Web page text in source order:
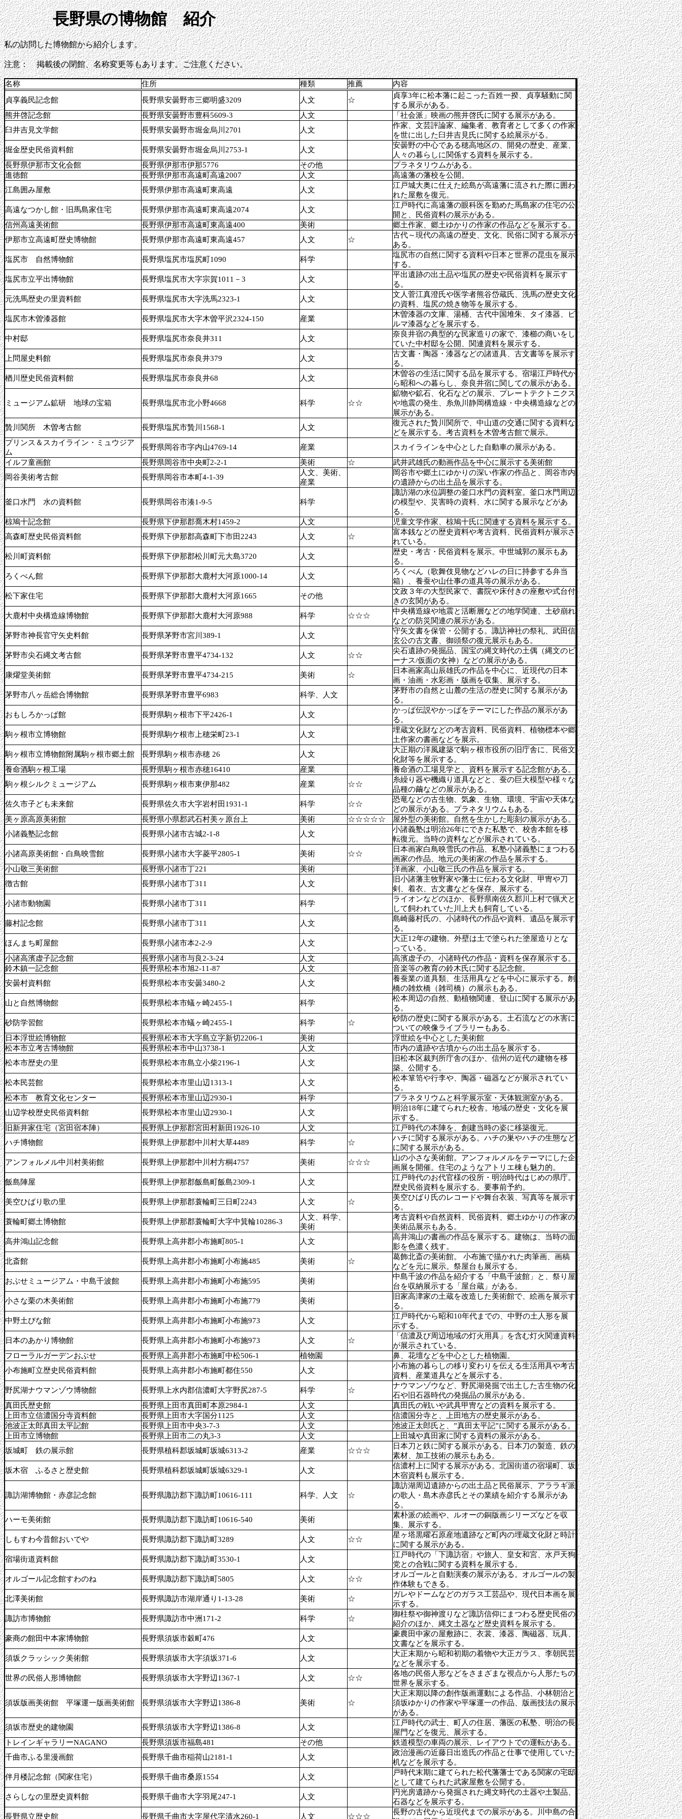
長野県の博物館 紹介
私の訪問した博物館から紹介します。
注意： 掲載後の閉館、名称変更等もあります。ご注意ください。
名称 住所 種類 推薦
内容
貞享義民記念館
長野県安曇野市三郷明盛3209 人文 ☆
貞享3年に松本藩に起こった百姓一揆、貞享騒動に関
する展示がある。
熊井啓記念館
長野県安曇野市豊科5609-3 人文
「社会派」映画の熊井啓氏に関する展示がある。
臼井吉見文学館
長野県安曇野市堀金烏川2701 人文
作家、文芸評論家、編集者、教育者として多くの作家
を世に出した臼井吉見氏に関する絵展示がる。
堀金歴史民俗資料館
長野県安曇野市堀金烏川2753-1 人文
安曇野の中心である穂高地区の、開発の歴史、産業、
人々の暮らしに関係する資料を展示する。
長野県伊那市文化会館
長野県伊那市伊那5776 その他
プラネタリウムがある。
進徳館
長野県伊那市高遠町高遠2007 人文
高遠藩の藩校を公開。
江島囲み屋敷
長野県伊那市高遠町東高遠 人文
江戸城大奥に仕えた絵島が高遠藩に流された際に囲わ
れた屋敷を復元。
高遠なつかし館・旧馬島家住宅
長野県伊那市高遠町東高遠2074 人文
江戸時代に高遠藩の眼科医を勤めた馬島家の住宅の公
開と、民俗資料の展示がある。
信州高遠美術館
長野県伊那市高遠町東高遠400 美術
郷土作家、郷土ゆかりの作家の作品などを展示する。
伊那市立高遠町歴史博物館
長野県伊那市高遠町東高遠457 人文 ☆
古代～現代の高遠の歴史、文化、民俗に関する展示が
ある。
塩尻市 自然博物館
長野県塩尻市塩尻町1090 科学
塩尻市の自然に関する資料や日本と世界の昆虫を展示
する。
塩尻市立平出博物館
長野県塩尻市大字宗賀1011－3 人文
平出遺跡の出土品や塩尻の歴史や民俗資料を展示す
る。
元洗馬歴史の里資料館
長野県塩尻市大字洗馬2323-1 人文
文人菅江真澄氏や医学者熊谷岱蔵氏、洗馬の歴史文化
の資料、塩尻の焼き物等を展示する。
塩尻市木曽漆器館
長野県塩尻市大字木曽平沢2324-150 産業
木曽漆器の文庫、湯桶、古代中国堆朱、タイ漆器、ビ
ルマ漆器などを展示する。
中村邸
長野県塩尻市奈良井311 人文
奈良井宿の典型的な民家造りの家で、漆櫛の商いをし
ていた中村邸を公開、関連資料を展示する。
上問屋史料館
長野県塩尻市奈良井379 人文
古文書・陶器・漆器などの諸道具、古文書等を展示す
る。
楢川歴史民俗資料館
長野県塩尻市奈良井68 人文
木曽谷の生活に関する品を展示する。宿場江戸時代か
ら昭和への暮らし、奈良井宿に関しての展示がある。
ミュージアム鉱研 地球の宝箱 長野県塩尻市北小野4668 科学 ☆☆
鉱物や鉱石、化石などの展示、プレートテクトニクス
や地震の発生、糸魚川静岡構造線・中央構造線などの
展示がある。
贄川関所 木曽考古館
長野県塩尻市贄川1568-1 人文
復元された贄川関所で、中山道の交通に関する資料な
どを展示する。考古資料を木曽考古館で展示。
プリンス＆スカイライン・ミュウジア
ム
長野県岡谷市字内山4769-14 産業
スカイラインを中心とした自動車の展示がある。
イルフ童画館
長野県岡谷市中央町2-2-1 美術 ☆
武井武雄氏の動画作品を中心に展示する美術館
岡谷美術考古館
長野県岡谷市本町4-1-39
人文、美術、
産業
岡谷市や郷土にゆかりの深い作家の作品と、岡谷市内
の遺跡からの出土品を展示する。
釜口水門 水の資料館 長野県岡谷市湊1-9-5 科学
諏訪湖の水位調整の釜口水門の資料室。釜口水門周辺
の模型や、災害時の資料、水に関する展示などがあ
る。
椋鳩十記念館
長野県下伊那郡喬木村1459-2 人文
児童文学作家、椋鳩十氏に関連する資料を展示する。
高森町歴史民俗資料館
長野県下伊那郡高森町下市田2243 人文 ☆
富本銭などの歴史資料や考古資料、民俗資料が展示さ
れている。
松川町資料館
長野県下伊那郡松川町元大島3720 人文
歴史・考古・民俗資料を展示。中世城郭の展示もあ
る。
ろくべん館
長野県下伊那郡大鹿村大河原1000-14 人文
ろくべん（歌舞伎見物などハレの日に持参する弁当
箱）、養蚕や山仕事の道具等の展示がある。
松下家住宅
長野県下伊那郡大鹿村大河原1665 その他
文政３年の大型民家で、書院や床付きの座敷や式台付
きの玄関がある。
大鹿村中央構造線博物館
長野県下伊那郡大鹿村大河原988 科学 ☆☆☆
中央構造線や地震と活断層などの地学関連、土砂崩れ
などの防災関連の展示がある。
茅野市神長官守矢史料館
長野県茅野市宮川389-1 人文
守矢文書を保管・公開する。諏訪神社の祭礼、武田信
玄公の古文書、御頭祭の復元展示もある。
茅野市尖石縄文考古館
長野県茅野市豊平4734-132 人文 ☆☆
尖石遺跡の発掘品、国宝の縄文時代の土偶（縄文のビ
ーナス/仮面の女神）などの展示がある。
康燿堂美術館
長野県茅野市豊平4734-215 美術 ☆
日本画家高山辰雄氏の作品を中心に、近現代の日本
画・油画・水彩画・版画を収集、展示する。
茅野市八ヶ岳総合博物館
長野県茅野市豊平6983 科学、人文
茅野市の自然と山麓の生活の歴史に関する展示があ
る。
おもしろかっぱ館
長野県駒ヶ根市下平2426-1 人文
かっぱ伝説やかっぱをテーマにした作品の展示があ
る。
駒ヶ根市立博物館
長野県駒ケ根市上穂栄町23-1 人文
埋蔵文化財などの考古資料、民俗資料、植物標本や郷
土作家の書画などを展示。
駒ヶ根市立博物館附属駒ヶ根市郷土館
長野県駒ヶ根市赤穂 26 人文
大正期の洋風建築で駒ヶ根市役所の旧庁舎に、民俗文
化財等を展示する。
養命酒駒ヶ根工場
長野県駒ヶ根市赤穂16410 産業
養命酒の工場見学と、資料を展示する記念館がある。
駒ヶ根シルクミュージアム
長野県駒ヶ根市東伊那482 産業 ☆☆
糸繰り器や機織り道具などと、蚕の巨大模型や様々な
品種の繭などの展示がある。
佐久市子ども未来館
長野県佐久市大字岩村田1931-1 科学 ☆☆
恐竜などの古生物、気象、生物、環境、宇宙や天体な
どの展示がある。プラネタリウムもある。
美ヶ原高原美術館
長野県小県郡武石村美ヶ原台上 美術 ☆☆☆☆☆
屋外型の美術館。自然を生かした彫刻の展示がある。
小諸義塾記念館
長野県小諸市古城2-1-8 人文
小諸義塾は明治26年にできた私塾で、校舎本館を移
転復元。当時の資料などが展示されている。
小諸高原美術館・白鳥映雪館
長野県小諸市大字菱平2805-1 美術 ☆☆
日本画家白鳥映雪氏の作品、私塾小諸義塾にまつわる
画家の作品、地元の美術家の作品を展示する。
小山敬三美術館
長野県小諸市丁221 美術
洋画家、小山敬三氏の作品を展示する。
徴古館
長野県小諸市丁311 人文
旧小諸藩主牧野家や藩士に伝わる文化財、甲冑や刀
剣、着衣、古文書などを保存、展示する。
小諸市動物園
長野県小諸市丁311 科学
ライオンなどのほか、長野県南佐久郡川上村で猟犬と
して飼われていた川上犬も飼育している。
藤村記念館
長野県小諸市丁311 人文
島崎藤村氏の、小諸時代の作品や資料、遺品を展示す
る。
ほんまち町屋館
長野県小諸市本2-2-9 人文
大正12年の建物。外壁は土で塗られた塗屋造りとな
っている。
小諸高濱虚子記念館
長野県小諸市与良2-3-24 人文
高濱虚子の、小諸時代の作品・資料を保存展示する。
鈴木鎮一記念館
長野県松本市旭2-11-87 人文
音楽等の教育の鈴木氏に関する記念館。
安曇村資料館
長野県松本市安曇3480-2 人文
養蚕業の道具類、生活用具などを中心に展示する。刎
橋の雑炊橋（雑司橋）の展示もある。
山と自然博物館
長野県松本市蟻ヶ崎2455-1 科学
松本周辺の自然、動植物関連、登山に関する展示があ
る。
砂防学習館
長野県松本市蟻ヶ崎2455-1 科学 ☆
砂防の歴史に関する展示がある。土石流などの水害に
ついての映像ライブラリーもある。
日本浮世絵博物館
長野県松本市大字島立字新切2206-1 美術
浮世絵を中心とした美術館
松本市立考古博物館
長野県松本市中山3738-1 人文
市内の遺跡や古墳からの出土品を展示する。
松本市歴史の里
長野県松本市島立小柴2196-1 人文
旧松本区裁判所庁舎のほか、信州の近代の建物を移
築、公開する。
松本民芸館
長野県松本市里山辺1313-1 人文
松本箪笥や行李や、陶器・磁器などが展示されてい
る。
松本市 教育文化センター
長野県松本市里山辺2930-1 科学
プラネタリウムと科学展示室・天体観測室がある。
山辺学校歴史民俗資料館
長野県松本市里山辺2930-1 人文
明治18年に建てられた校舎。地域の歴史・文化を展
示する。
旧新井家住宅（宮田宿本陣）
長野県上伊那郡宮田村新田1926-10 人文
江戸時代の本陣を、創建当時の姿に移築復元。
ハチ博物館
長野県上伊那郡中川村大草4489 科学 ☆
ハチに関する展示がある。ハチの巣やハチの生態など
に関する展示がある。
アンフォルメル中川村美術館
長野県上伊那郡中川村方桐4757 美術 ☆☆☆
山の小さな美術館。アンフォルメルをテーマにした企
画展を開催。住宅のようなアトリエ棟も魅力的。
飯島陣屋
長野県上伊那郡飯島町飯島2309-1 人文
江戸時代のお代官様の役所・明治時代はじめの県庁。
歴史民俗資料を展示する。要事前予約。
美空ひばり歌の里
長野県上伊那郡蓑輪町三日町2243 人文 ☆
美空ひばり氏のレコードや舞台衣装、写真等を展示す
る。
蓑輪町郷土博物館
長野県上伊那郡蓑輪町大字中箕輪10286-3
人文、科学、
美術
考古資料や自然資料、民俗資料、郷土ゆかりの作家の
美術品展示もある。
高井鴻山記念館
長野県上高井郡小布施町805-1 人文
高井鴻山の書画の作品を展示する。建物は、当時の面
影を色濃く残す。
北斎館
長野県上高井郡小布施町小布施485 美術 ☆
葛飾北斎の美術館。 小布施で描かれた肉筆画、画稿
などを元に展示。祭屋台も展示する。
おぶせミュージアム・中島千波館
長野県上高井郡小布施町小布施595 美術
中島千波の作品を紹介する「中島千波館」と、祭り屋
台を収納展示する「屋台蔵」がある。
小さな栗の木美術館
長野県上高井郡小布施町小布施779 美術
旧家高津家の土蔵を改造した美術館で、絵画を展示す
る。
中野土びな館
長野県上高井郡小布施町小布施973 人文
江戸時代から昭和10年代までの、中野の土人形を展
示する。
日本のあかり博物館
長野県上高井郡小布施町小布施973 人文 ☆
「信濃及び周辺地域の灯火用具」を含む灯火関連資料
が展示されている。
フローラルガーデンおぶせ
長野県上高井郡小布施町中松506-1 植物園
鼻、花壇などを中心とした植物園。
小布施町立歴史民俗資料館
長野県上高井郡小布施町都住550 人文
小布施の暮らしの移り変わりを伝える生活用具や考古
資料、産業道具などを展示する。
野尻湖ナウマンゾウ博物館
長野県上水内郡信濃町大字野尻287-5 科学 ☆
ナウマンゾウなど、野尻湖発掘で出土した古生物の化
石や旧石器時代の発掘品の展示がある。
真田氏歴史館
長野県上田市真田町本原2984-1 人文
真田氏の戦いや武具甲冑などの資料を展示する。
上田市立信濃国分寺資料館
長野県上田市大字国分1125 人文
信濃国分寺と、上田地方の歴史展示がある。
池波正太郎真田太平記館
長野県上田市中央3-7-3 人文
池波正太郎氏と、”真田太平記”に関する展示がある。
上田市立博物館
長野県上田市二の丸3-3 人文
上田城や真田家に関する資料の展示がある。
坂城町 鉄の展示館
長野県植科郡坂城町坂城6313-2 産業 ☆☆☆
日本刀と鉄に関する展示がある。日本刀の製造、鉄の
素材、加工技術の展示もある。
坂木宿 ふるさと歴史館
長野県植科郡坂城町坂城6329-1 人文
信濃村上に関する展示がある。北国街道の宿場町、坂
木宿資料も展示する。
諏訪湖博物館・赤彦記念館 長野県諏訪郡下諏訪町10616-111 科学、人文 ☆
諏訪湖周辺遺跡からの出土品と民俗展示、アララギ派
の歌人・島木赤彦氏とその業績を紹介する展示があ
る。
ハーモ美術館
長野県諏訪郡下諏訪町10616-540 美術
素朴派の絵画や、ルオーの銅版画シリーズなどを収
集、展示する。
しもすわ今昔館おいでや
長野県諏訪郡下諏訪町3289 人文 ☆☆
星ヶ塔黒曜石原産地遺跡など町内の埋蔵文化財と時計
に関する展示がある。
宿場街道資料館
長野県諏訪郡下諏訪町3530-1 人文
江戸時代の「下諏訪宿」や旅人、皇女和宮、水戸天狗
党との合戦に関する資料を展示する。
オルゴール記念館すわのね
長野県諏訪郡下諏訪町5805 人文 ☆☆
オルゴールと自動演奏の展示がある。オルゴールの製
作体験もできる。
北澤美術館
長野県諏訪市湖岸通り1-13-28 美術 ☆
ガレやドームなどのガラス工芸品や、現代日本画を展
示する。
諏訪市博物館
長野県諏訪市中洲171-2 科学 ☆
御柱祭や御神渡りなど諏訪信仰にまつわる歴史民俗の
紹介のほか、縄文土器など歴史資料を展示する。
豪商の館田中本家博物館
長野県須坂市穀町476 人文
豪農田中家の屋敷跡に、衣裳、漆器、陶磁器、玩具、
文書などを展示する。
須坂クラッシック美術館
長野県須坂市大字須坂371-6 人文
大正末期から昭和初期の着物や大正ガラス、李朝民芸
などを展示する。
世界の民俗人形博物館
長野県須坂市大字野辺1367-1 人文 ☆☆
各地の民俗人形などをさまざまな視点から人形たちの
世界を展示する。
須坂版画美術館 平塚運一版画美術館 長野県須坂市大字野辺1386-8 美術 ☆
大正末期以降の創作版画運動による作品、小林朝治と
須坂ゆかりの作家や平塚運一の作品、版画技法の展示
がある。
須坂市歴史的建物園
長野県須坂市大字野辺1386-8 人文
江戸時代の武士、町人の住居、藩医の私塾、明治の長
屋門などを復元、展示する。
トレインギャラリーNAGANO
長野県須坂市福島481 その他
鉄道模型の車両の展示、レイアウトでの運転がある。
千曲市ふる里漫画館
長野県千曲市稲荷山2181-1 人文
政治漫画の近藤日出造氏の作品と仕事で使用していた
机などを展示する。
伴月楼記念館（関家住宅）
長野県千曲市桑原1554 人文
戸時代末期に建てられた松代藩藩士である関家の宅邸
として建てられた武家屋敷を公開する。
さらしなの里歴史資料館
長野県千曲市大字羽尾247-1 人文
円光房遺跡から発掘された縄文時代の土器や土製品、
石器などを展示する。
長野県立歴史館
長野県千曲市大字屋代字清水260-1 人文 ☆☆☆
長野の古代から近現代までの展示がある。川中島の合